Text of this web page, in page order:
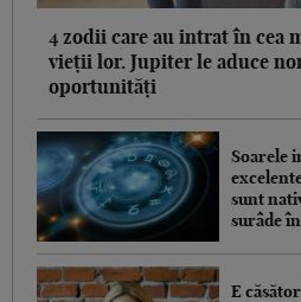
4 zodii care au intrat în cea
vieții lor. Jupiter le aduce
oportunități
Soarele
sunt
surâde
E